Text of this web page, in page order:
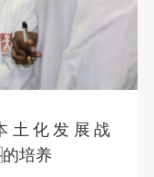
土化发展战
培养